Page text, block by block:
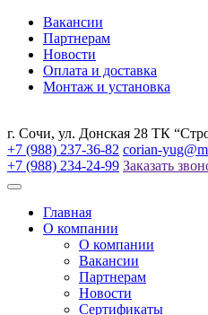
Вакансии
Партнерам
Новости
Оплата и доставка
Монтаж и установка
г. Сочи, ул. Донская 28 ТК
+7 (988) 237-36-82 corian-
+7 (988) 234-24-99 Заказать
Главная
О компании
О компании
Вакансии
Партнерам
Новости
Сертификаты